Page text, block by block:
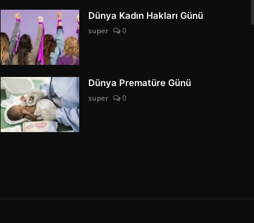
Dünya Kadın Hakları Günü
super 0
Dünya Prematüre Günü
super 0